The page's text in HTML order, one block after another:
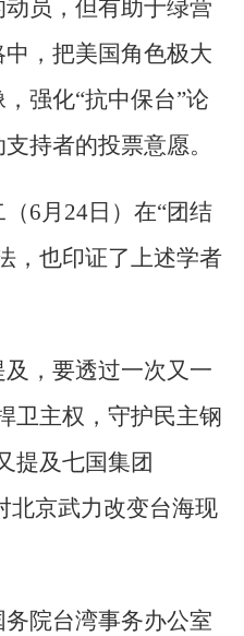
员，但有助于绿营
，把美国角色极大
强化“抗中保台”论
持者的投票意愿。
6月24日）在“团结
，也印证了上述学者
，要透过一次又一
卫主权，守护民主钢
提及七国集团
北京武力改变台海现
院台湾事务办公室